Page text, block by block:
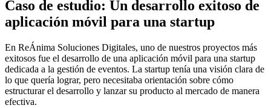
Caso de estudio: Un desarrollo exitoso de
aplicación móvil para una startup
En ReÁnima Soluciones Digitales, uno de nuestros proyectos más
exitosos fue el desarrollo de una aplicación móvil para una startup
dedicada a la gestión de eventos. La startup tenía una visión clara de
lo que quería lograr, pero necesitaba orientación sobre cómo
estructurar el desarrollo y lanzar su producto al mercado de manera
efectiva.